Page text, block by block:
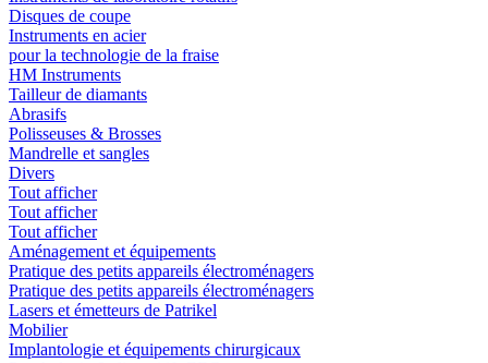
Disques de coupe
Instruments en acier
pour la technologie de la fraise
HM Instruments
Tailleur de diamants
Abrasifs
Polisseuses & Brosses
Mandrelle et sangles
Divers
Tout afficher
Tout afficher
Tout afficher
Aménagement et équipements
Pratique des petits appareils électroménagers
Pratique des petits appareils électroménagers
Lasers et émetteurs de Patrikel
Mobilier
Implantologie et équipements chirurgicaux